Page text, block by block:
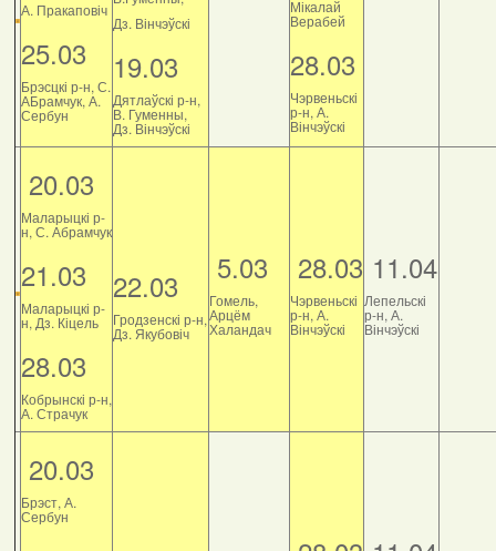
А. Пракаповіч
25.03
Брэсцкі р-н, С.
АБрамчук, А.
Сербун
Дз. Вінчэўскі
19.03
Дятлаўскі р-н,
В. Гуменны,
Дз. Вінчэўскі
Мікалай
Верабей
28.03
Чэрвеньскі
р-н, А.
Вінчэўскі
20.03
Маларыцкі р-
н, С. Абрамчук
21.03
Маларыцкі р-
н, Дз. Кіцель
28.03
Кобрынскі р-н,
А. Страчук
22.03
Гродзенскі р-н,
Дз. Якубовіч
5.03
Гомель,
Арцём
Халандач
28.03
Чэрвеньскі
р-н, А.
Вінчэўскі
11.04
Лепельскі
р-н, А.
Вінчэўскі
20.03
Брэст, А.
Сербун